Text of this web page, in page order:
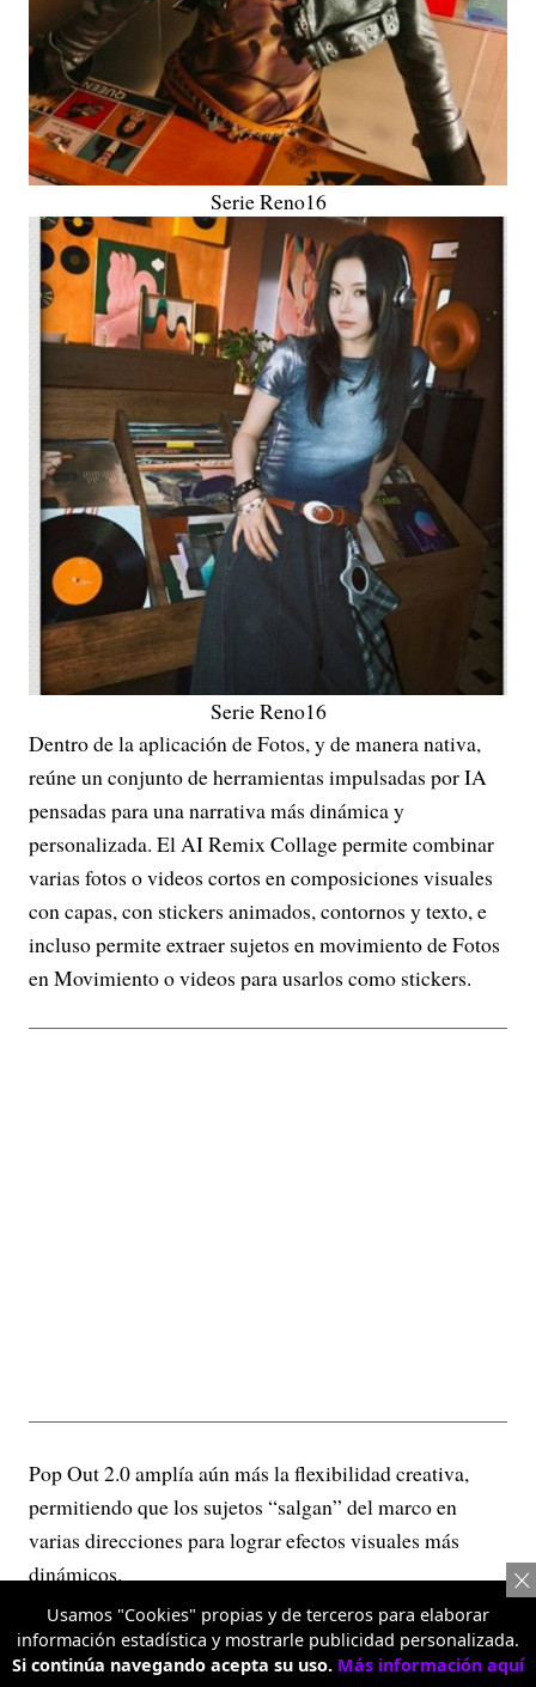
Serie Reno16
Serie Reno16
Dentro de la aplicación de Fotos, y de manera nativa,
reúne un conjunto de herramientas impulsadas por IA
pensadas para una narrativa más dinámica y
personalizada. El AI Remix Collage permite combinar
varias fotos o videos cortos en composiciones visuales
con capas, con stickers animados, contornos y texto, e
incluso permite extraer sujetos en movimiento de Fotos
en Movimiento o videos para usarlos como stickers.
Pop Out 2.0 amplía aún más la flexibilidad creativa,
permitiendo que los sujetos “salgan” del marco en
varias direcciones para lograr efectos visuales más
dinámicos.
Retrato con teleobjetivo 3.5X
Usamos "Cookies" propias y de terceros para elaborar
información estadística y mostrarle publicidad personalizada.
Si continúa navegando acepta su uso. Más información aquí